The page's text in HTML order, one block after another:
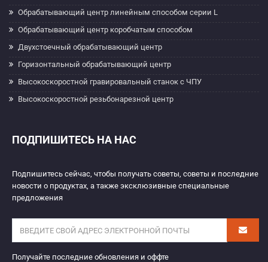
Обрабатывающий центр линейным способом серии L
Обрабатывающий центр коробчатым способом
Двухстоечный обрабатывающий центр
Горизонтальный обрабатывающий центр
Высокоскоростной гравировальный станок с ЧПУ
Высокоскоростной резьбонарезной центр
ПОДПИШИТЕСЬ НА НАС
Подпишитесь сейчас, чтобы получать советы, советы и последние
новости о продуктах, а также эксклюзивные специальные
предложения
Получайте последние обновления и оффте